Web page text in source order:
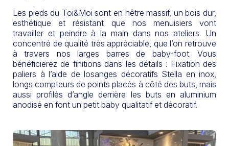
Les pieds du Toi&Moi sont en hêtre massif, un bois dur,
esthétique et résistant que nos menuisiers vont
travailler et peindre à la main dans nos ateliers. Un
concentré de qualité très appréciable, que l’on retrouve
à travers nos larges barres de baby-foot. Vous
bénéficierez de finitions dans les détails : Fixation des
paliers à l’aide de losanges décoratifs Stella en inox,
longs compteurs de points placés à côté des buts, mais
aussi profilés d’angle derrière les buts en aluminium
anodisé en font un petit baby qualitatif et décoratif.